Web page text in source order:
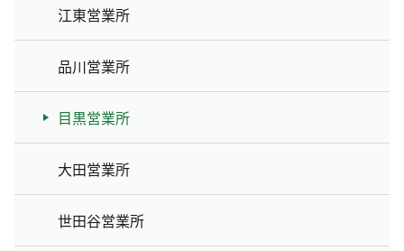
江東営業所
品川営業所
目黒営業所
大田営業所
世田谷営業所